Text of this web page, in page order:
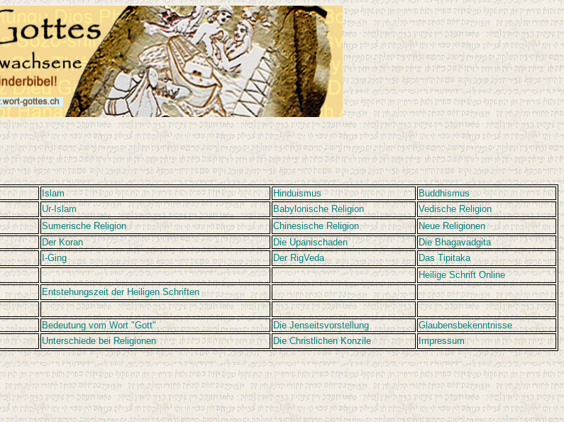
Islam Hinduismus
Buddhismus
Ur-Islam Babylonische Religion
Vedische Religion
Sumerische Religion Chinesische Religion
Neue Religionen
Der Koran Die Upanischaden
Die Bhagavadgita
I-Ging Der RigVeda
Das Tipitaka
Heilige Schrift Online
Entstehungszeit der Heiligen Schriften
Bedeutung vom Wort "Gott" Die Jenseitsvorstellung
Glaubensbekenntnisse
Unterschiede bei Religionen Die Christlichen Konzile Impressum